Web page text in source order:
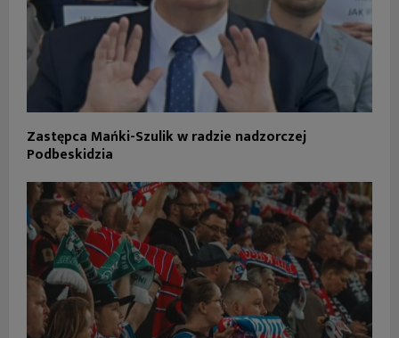
Zastępca Mańki-Szulik w radzie nadzorczej
Podbeskidzia